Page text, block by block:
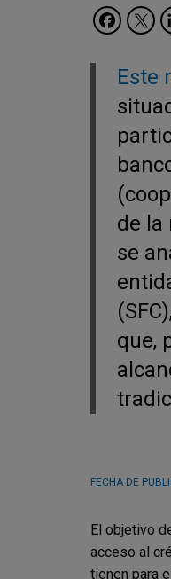
Este
de la
se
que,
FECHA DE
El objetivo
acceso al
tienen para